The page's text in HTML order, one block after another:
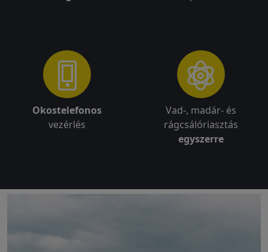
Okostelefonos
vezérlés
Vad-, madár- és
rágcsálóriasztás
egyszerre